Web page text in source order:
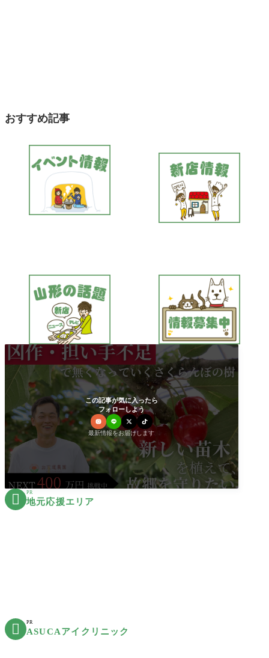
おすすめ記事
この記事が気に入ったら
フォローしよう
最新情報をお届けします
 PR
地元応援エリア
 PR
ASUCAアイクリニック